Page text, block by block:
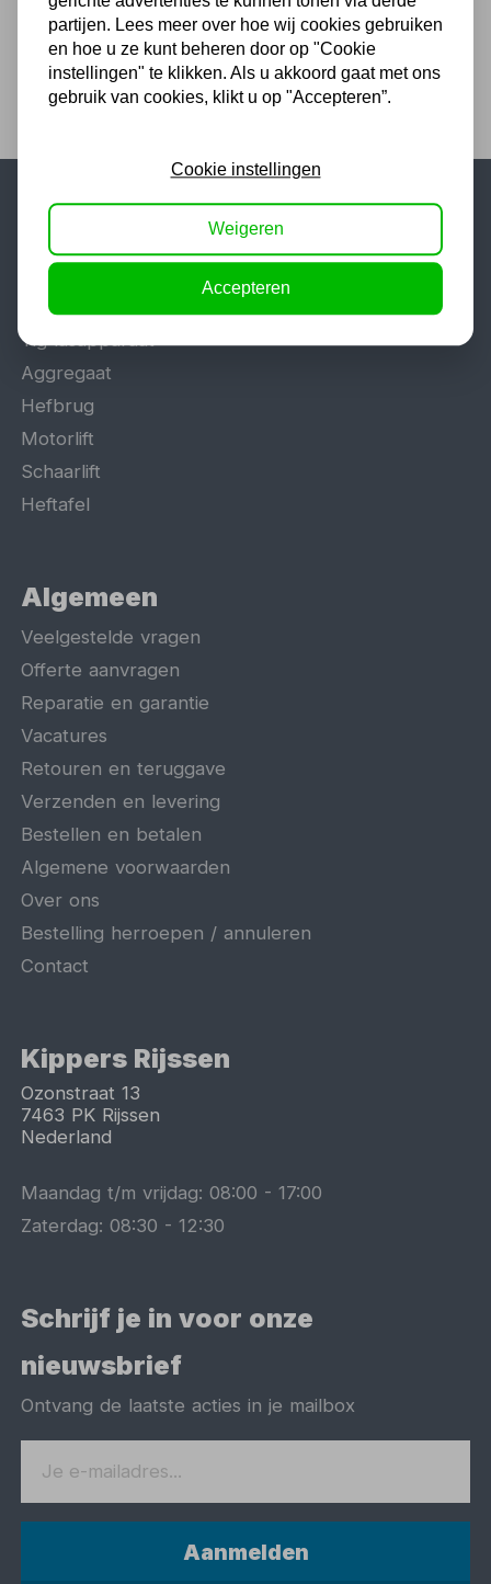
Populaire categorieën
Werkplaatsinrichting
Lasapparaat
Tig lasapparaat
Aggregaat
Hefbrug
Motorlift
Schaarlift
Heftafel
Algemeen
Veelgestelde vragen
Offerte aanvragen
Reparatie en garantie
Vacatures
Retouren en teruggave
Verzenden en levering
Bestellen en betalen
Algemene voorwaarden
Over ons
Bestelling herroepen / annuleren
Contact
Kippers Rijssen
Ozonstraat 13
7463 PK Rijssen
Nederland
Maandag t/m vrijdag:08:00 -17:00
Zaterdag:08:30 -12:30
Schrijf je in voor onze
nieuwsbrief
Ontvang de laatste acties in je mailbox
Aanmelden
partijen. Lees meer over hoe wij cookies gebruiken
en hoe u ze kunt beheren door op "Cookie
instellingen" te klikken. Als u akkoord gaat met ons
gebruik van cookies, klikt u op "Accepteren”.
Cookie instellingen
Weigeren
Accepteren